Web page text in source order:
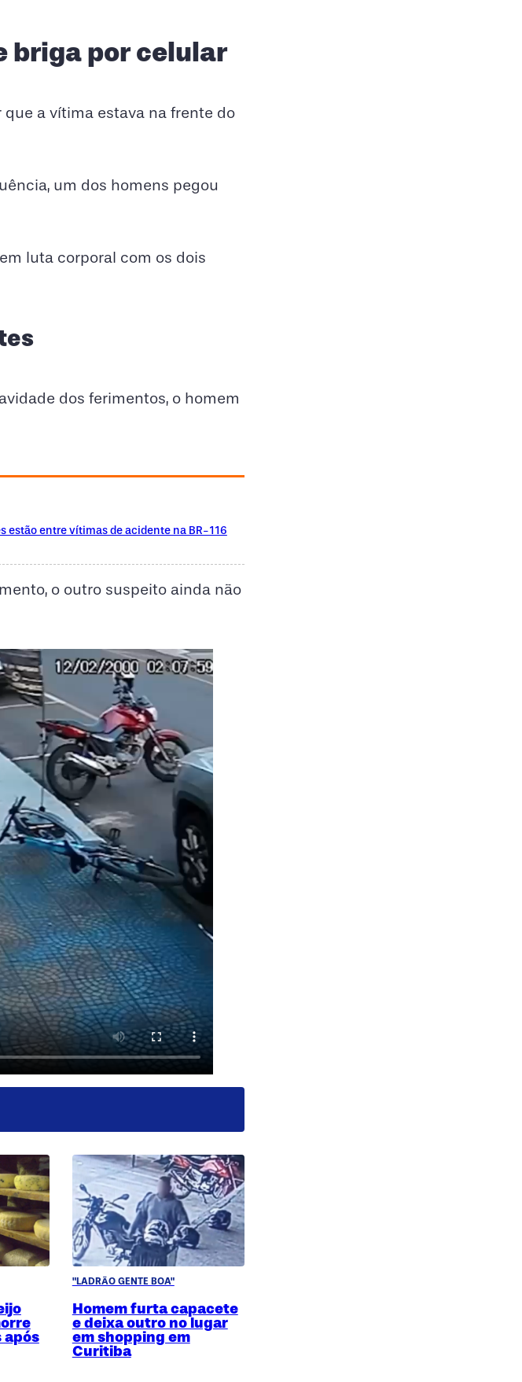
briga por celular
a vítima estava na frente do
um dos homens pegou
luta corporal com os dois
dos ferimentos, o homem
estão entre vítimas de acidente na BR-116
o outro suspeito ainda não
após
"LADRÃO GENTE BOA"
Homem furta capacete
e deixa outro no lugar
em shopping em
Curitiba